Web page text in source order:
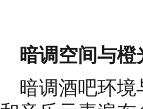
暗调空间与
暗调酒吧环